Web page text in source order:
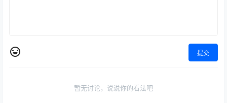
提交
暂无讨论，说说你的看法吧